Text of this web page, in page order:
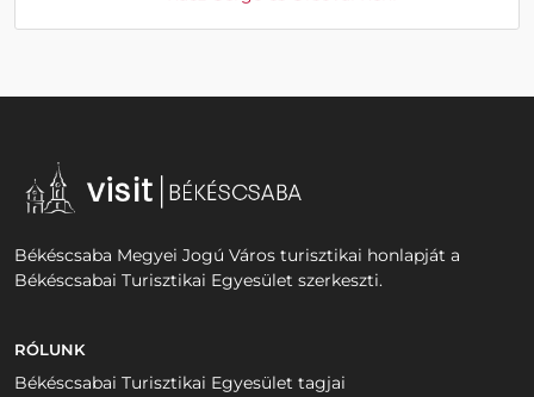
Békéscsaba Megyei Jogú Város turisztikai honlapját a
Békéscsabai Turisztikai Egyesület szerkeszti.
RÓLUNK
Békéscsabai Turisztikai Egyesület tagjai